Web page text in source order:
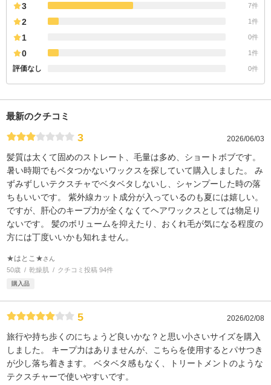
3 7件
2 1件
1 0件
0 1件
評価なし 0件
最新のクチコミ
3 2026/06/03
髪質は太くて固めのストレート、毛量は多め、ショートボブです。
暑い時期でもベタつかないワックスを探していて購入しました。 み
ずみずしいテクスチャでベタベタしないし、シャンプーした時の落
ちもいいです。 紫外線カット成分が入っているのも夏には嬉しい。
ですが、肝心のキープ力が全くなくてヘアワックスとしては物足り
ないです。 髪のボリュームを抑えたり、おくれ毛が気になる程度の
方には丁度いいかも知れません。
★はとこ★さん
50歳 乾燥肌 クチコミ投稿 94件
購入品
5 2026/02/08
旅行や持ち歩くのにちょうど良いかな？と思い小さいサイズを購入
しました。 キープ力はありませんが、こちらを使用するとパサつき
が少し落ち着きます。 ベタベタ感もなく、トリートメントのような
テクスチャーで使いやすいです。